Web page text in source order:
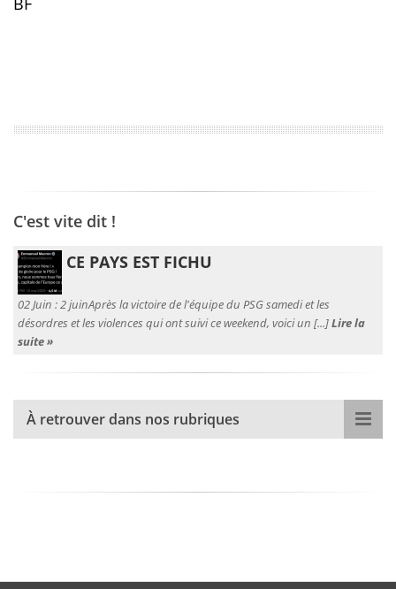
C'est vite dit !
CE PAYS EST FICHU
02 Juin :2 juinAprès la victoire de l'équipe du PSG samedi et les
désordres et les violences qui ont suivi ce weekend, voici un [...]Lire la
suite »
À retrouver dans nos rubriques